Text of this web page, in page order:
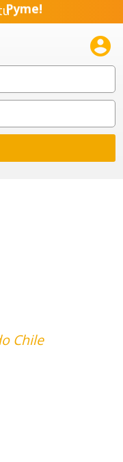
Pyme!
Emprendimiento!

Chile